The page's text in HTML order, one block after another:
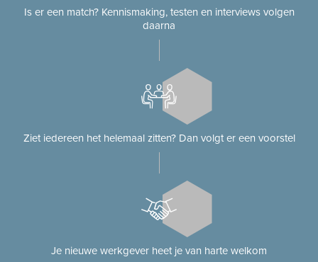
Is er een match? Kennismaking, testen en interviews volgen
daarna
Ziet iedereen het helemaal zitten? Dan volgt er een voorstel
Je nieuwe werkgever heet je van harte welkom